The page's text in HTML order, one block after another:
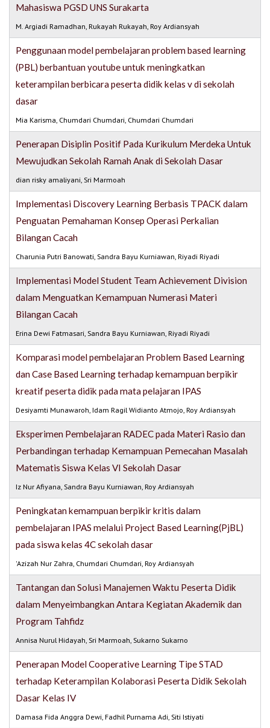
Mahasiswa PGSD UNS Surakarta
M. Argiadi Ramadhan, Rukayah Rukayah, Roy Ardiansyah
Penggunaan model pembelajaran problem based learning
(PBL) berbantuan youtube untuk meningkatkan
keterampilan berbicara peserta didik kelas v di sekolah
dasar
Mia Karisma, Chumdari Chumdari, Chumdari Chumdari
Penerapan Disiplin Positif Pada Kurikulum Merdeka Untuk
Mewujudkan Sekolah Ramah Anak di Sekolah Dasar
dian risky amaliyani, Sri Marmoah
Implementasi Discovery Learning Berbasis TPACK dalam
Penguatan Pemahaman Konsep Operasi Perkalian
Bilangan Cacah
Charunia Putri Banowati, Sandra Bayu Kurniawan, Riyadi Riyadi
Implementasi Model Student Team Achievement Division
dalam Menguatkan Kemampuan Numerasi Materi
Bilangan Cacah
Erina Dewi Fatmasari, Sandra Bayu Kurniawan, Riyadi Riyadi
Komparasi model pembelajaran Problem Based Learning
dan Case Based Learning terhadap kemampuan berpikir
kreatif peserta didik pada mata pelajaran IPAS
Desiyamti Munawaroh, Idam Ragil Widianto Atmojo, Roy Ardiansyah
Eksperimen Pembelajaran RADEC pada Materi Rasio dan
Perbandingan terhadap Kemampuan Pemecahan Masalah
Matematis Siswa Kelas VI Sekolah Dasar
Iz Nur Afiyana, Sandra Bayu Kurniawan, Roy Ardiansyah
Peningkatan kemampuan berpikir kritis dalam
pembelajaran IPAS melalui Project Based Learning(PjBL)
pada siswa kelas 4C sekolah dasar
'Azizah Nur Zahra, Chumdari Chumdari, Roy Ardiansyah
Tantangan dan Solusi Manajemen Waktu Peserta Didik
dalam Menyeimbangkan Antara Kegiatan Akademik dan
Program Tahfidz
Annisa Nurul Hidayah, Sri Marmoah, Sukarno Sukarno
Penerapan Model Cooperative Learning Tipe STAD
terhadap Keterampilan Kolaborasi Peserta Didik Sekolah
Dasar Kelas IV
Damasa Fida Anggra Dewi, Fadhil Purnama Adi, Siti Istiyati